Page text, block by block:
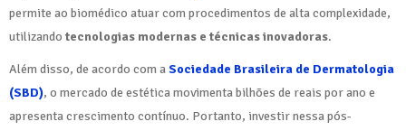
permite ao biomédico atuar com procedimentos de alta complexidade,
utilizando tecnologias modernas e técnicas inovadoras.
Além disso, de acordo com aSociedade Brasileira de Dermatologia
(SBD), o mercado de estética movimenta bilhões de reais por ano e
apresenta crescimento contínuo. Portanto, investir nessa pós-